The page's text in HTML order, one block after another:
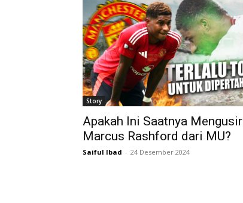
Story
Apakah Ini Saatnya Mengusir
Marcus Rashford dari MU?
Saiful Ibad - 24 Desember 2024